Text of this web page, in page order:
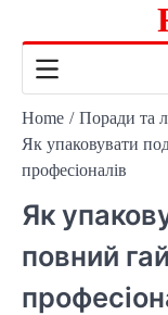
content
Home
Поради та
Як упаковувати
професіоналів
Як
повний